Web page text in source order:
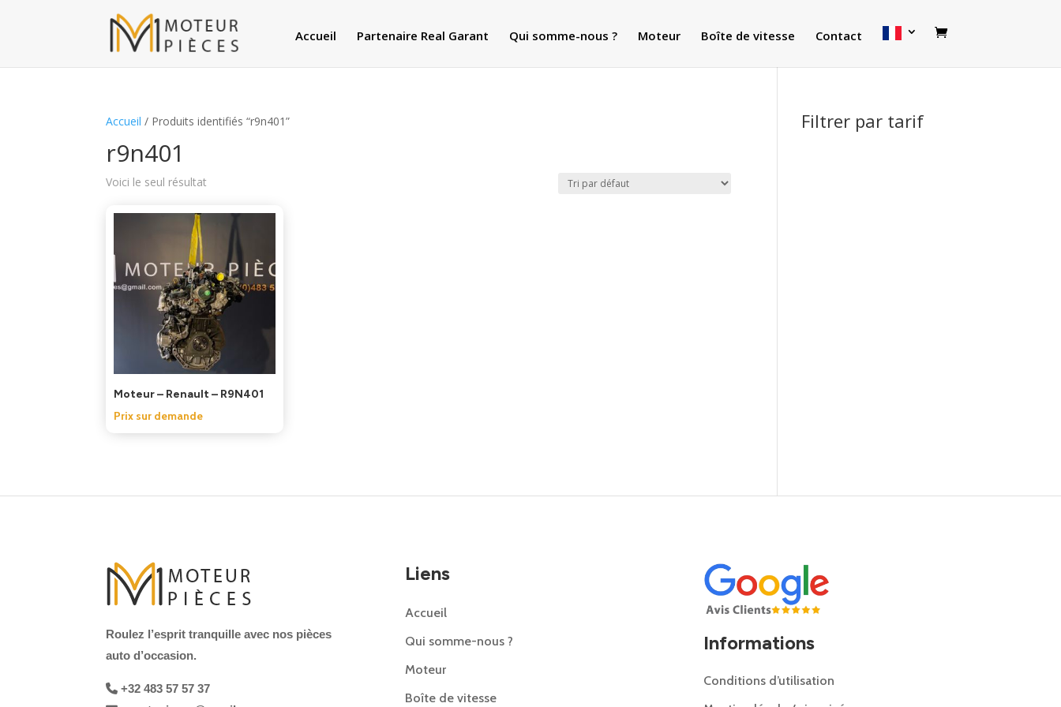
Accueil Partenaire Real Garant Qui somme-nous ? Moteur Boîte de vitesse Contact
Accueil / Produits identifiés “r9n401”
r9n401
Voici le seul résultat
Moteur – Renault – R9N401
Prix sur demande
Filtrer par tarif
Roulez l’esprit tranquille avec nos pièces
auto d’occasion.
+32 483 57 57 37
Liens
Accueil
Qui somme-nous ?
Moteur
Boîte de vitesse
Informations
Conditions d’utilisation